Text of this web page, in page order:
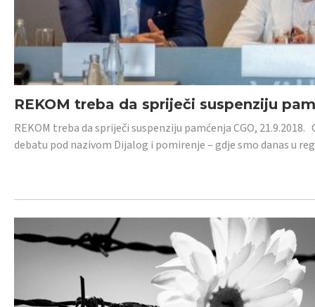
REKOM treba da spriječi suspenziju
REKOM treba da spriječi suspenziju pamćenja CGO,
debatu pod nazivom Dijalog i pomirenje – gdje smo danas u